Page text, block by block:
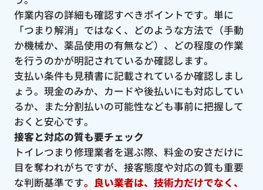
作業内容の詳細も確認すべきポイントです。単に
「つまり解消」ではなく、どのような方法で（手動
か機械か、薬品使用の有無など）、どの程度の作業
を行うのかが明記されているか確認します。
支払い条件も見積書に記載されているか確認しまし
ょう。現金のみか、カードや後払いにも対応してい
るか、また分割払いの可能性なども事前に把握して
おくと安心です。
接客と対応の質も要チェック
トイレつまり修理業者を選ぶ際、料金の安さだけに
目を奪われがちですが、接客態度や対応の質も重要
な判断基準です。良い業者は、技術力だけでなく、